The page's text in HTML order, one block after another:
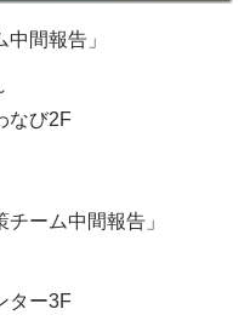
間報告」
なび2F
ーム中間報告」
ター3F